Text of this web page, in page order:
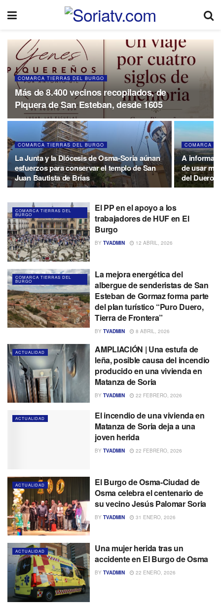
COMARCA TIERRAS DEL BURGO
Más de 8.400 vecinos recopilados, de
Piquera de San Esteban, desde 1605
COMARCA TIERRAS DEL BURGO
La Junta y la Diócesis de Osma-Soria aúnan
esfuerzos para conservar el templo de San
Juan Bautista de Brías
COMARCA
A
de usar
del Duero
COMARCA TIERRAS DEL
BURGO
El PP en el apoyo a los
trabajadores de HUF en El
Burgo
BY TVADMIN 12 ABRIL, 2026
COMARCA TIERRAS DEL
BURGO
La mejora energética del
albergue de senderistas de San
Esteban de Gormaz forma parte
del plan turístico “Puro Duero,
Tierra de Frontera”
BY TVADMIN 8 ABRIL, 2026
ACTUALIDAD
AMPLIACIÓN | Una estufa de
leña, posible causa del incendio
producido en una vivienda en
Matanza de Soria
BY TVADMIN 22 FEBRERO, 2026
ACTUALIDAD
El incendio de una vivienda en
Matanza de Soria deja a una
joven herida
BY TVADMIN 22 FEBRERO, 2026
ACTUALIDAD
El Burgo de Osma-Ciudad de
Osma celebra el centenario de
su vecino Jesús Palomar Soria
BY TVADMIN 31 ENERO, 2026
ACTUALIDAD
Una mujer herida tras un
accidente en El Burgo de Osma
BY TVADMIN 22 ENERO, 2026